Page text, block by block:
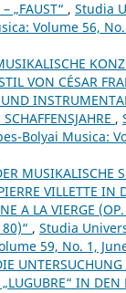
„FAUST“ , Studia
Volume 56,
VON CÉSAR
,
Bolyai Musica:
MUSIKALISCHE
VILLETTE IN
A LA VIERGE
, Studia
59, No. 1,
UNTERSUCHUNG
IN DEN